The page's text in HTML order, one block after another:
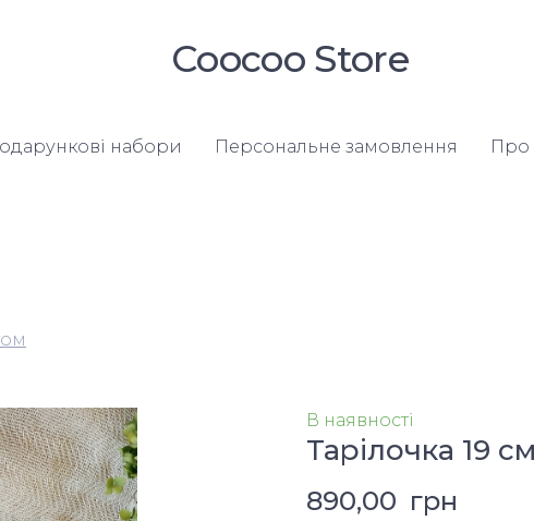
Coocoo Store
набори Персональне замовлення Про
В наявності
Тарілочка 19 см
890,00  грн